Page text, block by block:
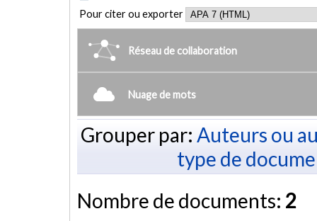
Pour citer ou exporter
Réseau de collaboration
Nuage de mots
Grouper par: Auteurs ou
type de
Nombre de documents: 2